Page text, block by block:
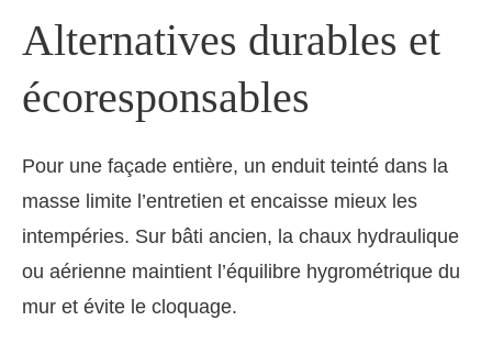
Alternatives durables et
écoresponsables
Pour une façade entière, un enduit teinté dans la
masse limite l’entretien et encaisse mieux les
intempéries. Sur bâti ancien, la chaux hydraulique
ou aérienne maintient l’équilibre hygrométrique du
mur et évite le cloquage.